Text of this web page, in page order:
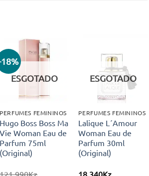
desejos
ESGOTADO
PERFUMES FEMININOS
Hugo Boss Boss Ma
Vie Woman Eau de
Parfum 75ml
(Original)
121.990Kz
Adicionar
aos meus
desejos
ESGOTADO
PERFUMES FEMININOS
Lalique L´Amour
Woman Eau de
Parfum 30ml
(Original)
18.340Kz